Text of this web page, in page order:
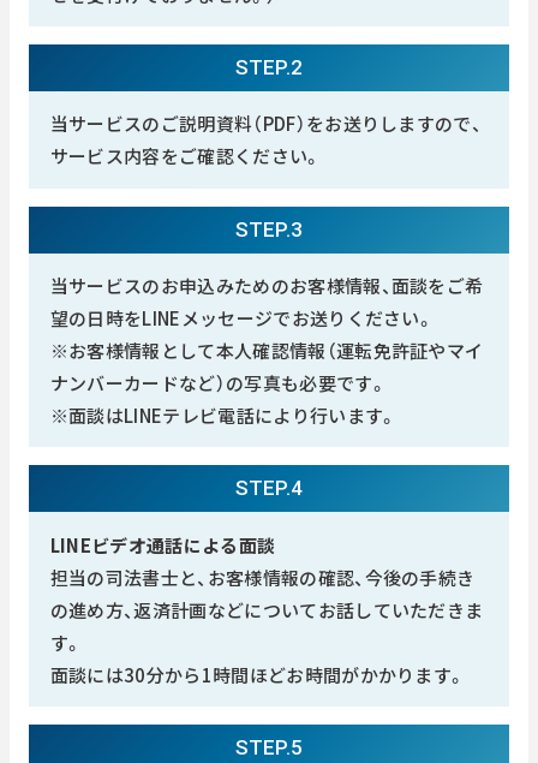
STEP.2
当サービスのご説明資料（PDF）をお送りしますので、
サービス内容をご確認ください。
STEP.3
当サービスのお申込みためのお客様情報、面談をご希
望の日時をLINEメッセージでお送りください。
※お客様情報として本人確認情報（運転免許証やマイ
ナンバーカードなど）の写真も必要です。
※面談はLINEテレビ電話により行います。
STEP.4
LINEビデオ通話による面談
担当の司法書士と、お客様情報の確認、今後の手続き
の進め方、返済計画などについてお話していただきま
す。
面談には30分から1時間ほどお時間がかかります。
STEP.5